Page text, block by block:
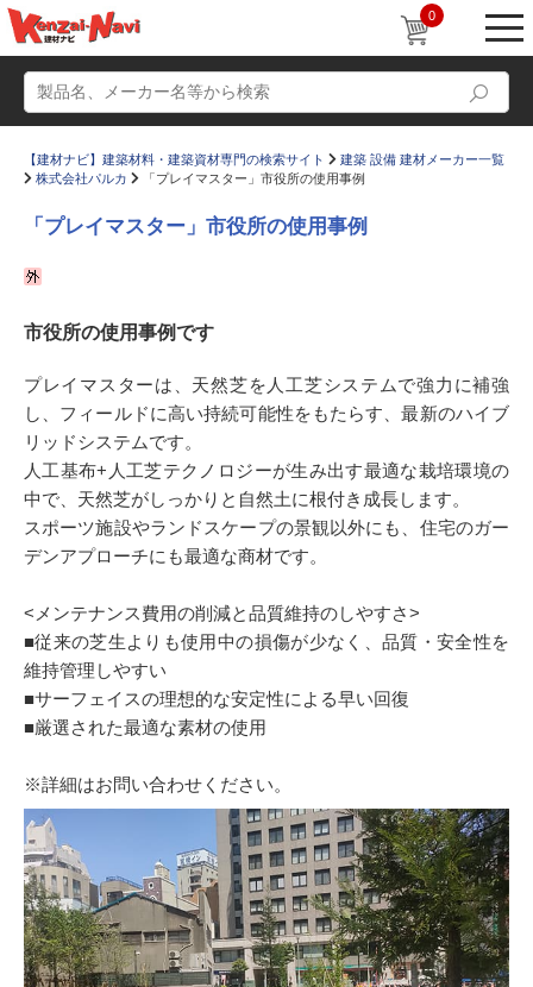
0
かたなび
すまいリング 設計士インタビュー
Q＆A 販売・施工代理店募集
お気に入り
【建材ナビ】建築材料・建築資材専門の検索サイト
建築 設備 建材メーカー一覧
株式会社パルカ
「プレイマスター」市役所の使用事例
「プレイマスター」市役所の使用事例
市役所の使用事例です
プレイマスターは、天然芝を人工芝システムで強力に補強
し、フィールドに高い持続可能性をもたらす、最新のハイブ
リッドシステムです。
人工基布+人工芝テクノロジーが生み出す最適な栽培環境の
中で、天然芝がしっかりと自然土に根付き成長します。
スポーツ施設やランドスケープの景観以外にも、住宅のガー
デンアプローチにも最適な商材です。
<メンテナンス費用の削減と品質維持のしやすさ>
■従来の芝生よりも使用中の損傷が少なく、品質・安全性を
維持管理しやすい
■サーフェイスの理想的な安定性による早い回復
■厳選された最適な素材の使用
※詳細はお問い合わせください。